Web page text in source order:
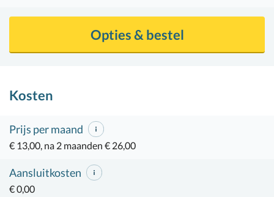
Opties & bestel
Kosten
Prijs per maand
€ 13,00, na 2 maanden € 26,00
Aansluitkosten
€ 0,00